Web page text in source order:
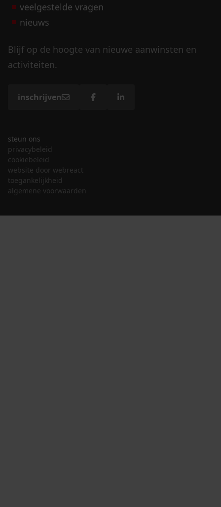
veelgestelde vragen
nieuws
Blijf op de hoogte van nieuwe aanwinsten en
activiteiten.
inschrijven
steun ons
privacybeleid
cookiebeleid
website door webreact
toegankelijkheid
algemene voorwaarden